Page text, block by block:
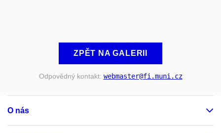
ZPĚT NA GALERII
Odpovědný kontakt: webmaster@fi .muni .cz
O nás